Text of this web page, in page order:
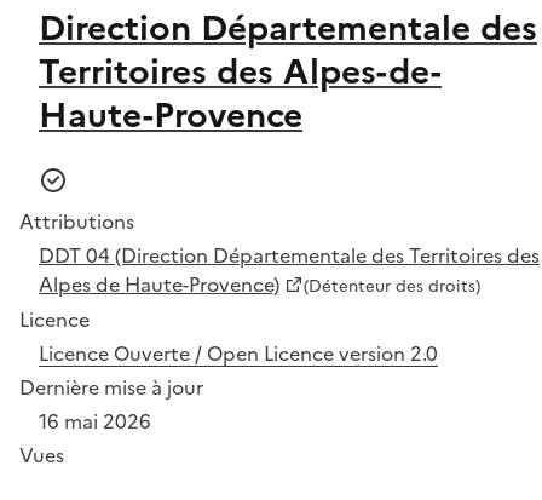
Direction Départementale des
Territoires des Alpes-de-
Haute-Provence
Attributions
DDT 04 (Direction Départementale des Territoires des
Alpes de Haute-Provence)
(Détenteur des droits)
Licence
Licence Ouverte / Open Licence version 2.0
Dernière mise à jour
16 mai 2026
Vues